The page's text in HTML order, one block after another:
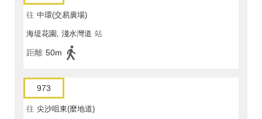
往 中環(交易廣場)
海堤花園, 淺水灣道 站
距離 50m
973
往 尖沙咀東(麼地道)